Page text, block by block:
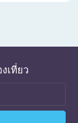
เที่ยว